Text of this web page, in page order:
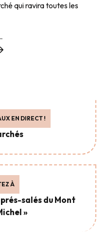
qui ravira toutes les
EN DIRECT !
À
salés du Mont
»